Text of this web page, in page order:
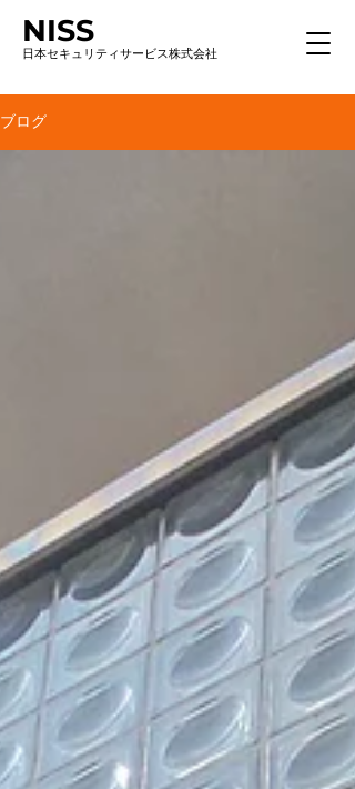
NISS
日本セキュリティサービス株式会社
ブログ